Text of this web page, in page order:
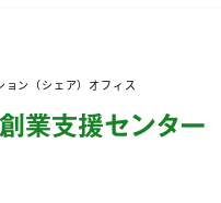
ン（シェア）オフィス